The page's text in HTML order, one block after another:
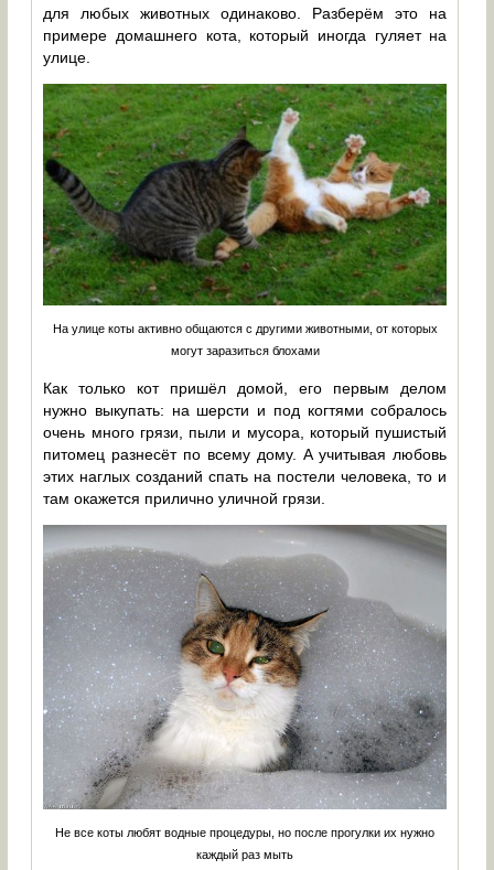
для любых животных одинаково. Разберём это на
примере домашнего кота, который иногда гуляет на
улице.
На улице коты активно общаются с другими животными, от которых
могут заразиться блохами
Как только кот пришёл домой, его первым делом
нужно выкупать: на шерсти и под когтями собралось
очень много грязи, пыли и мусора, который пушистый
питомец разнесёт по всему дому. А учитывая любовь
этих наглых созданий спать на постели человека, то и
там окажется прилично уличной грязи.
Не все коты любят водные процедуры, но после прогулки их нужно
каждый раз мыть